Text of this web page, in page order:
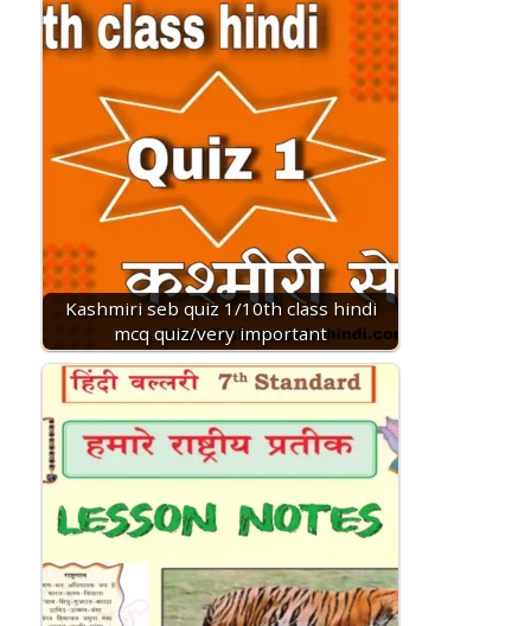
Kashmiri seb quiz 1/10th class hindi
mcq quiz/very important